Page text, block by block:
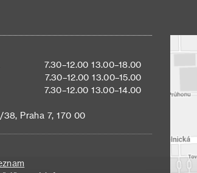
7.30–12.00 13.00–18.00
7.30–12.00 13.00–15.00
7.30–12.00 13.00–14.00
38, Praha 7, 170 00